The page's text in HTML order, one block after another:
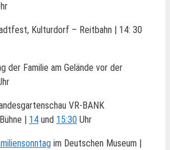
Kulturdorf – Reitbahn | 14: 30
der Familie am Gelände vor der
VR-BANK
| 14 und 15:30 Uhr
im Deutschen Museum |